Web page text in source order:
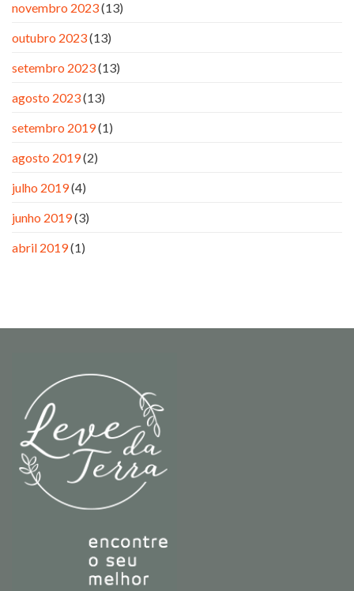
novembro 2023(13)
outubro 2023(13)
setembro 2023(13)
agosto 2023(13)
setembro 2019(1)
agosto 2019(2)
julho 2019(4)
junho 2019(3)
abril 2019(1)